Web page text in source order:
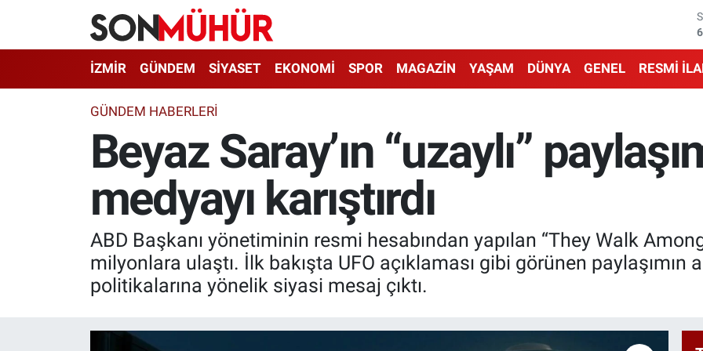
İZMİR GÜNDEM SİYASET EKONOMİ SPOR MAGAZİN YAŞAM DÜNYA GENEL RESMİ
GÜNDEM HABERLERI
Beyaz Saray’ın “uzaylı”
medyayı karıştırdı
ABD Başkanı yönetiminin resmi hesabından yapılan “They Walk
milyonlara ulaştı. İlk bakışta UFO açıklaması gibi görünen paylaşımın
politikalarına yönelik siyasi mesaj çıktı.
İzmir Nöbetçi Eczaneler
İzmir Hava Durumu
İzmir Namaz Vakitleri
İzmir Trafik Yoğunluk Haritası
Süper Lig Puan Durumu ve Fikstür
Tüm Manşetler
Son Dakika Haberleri